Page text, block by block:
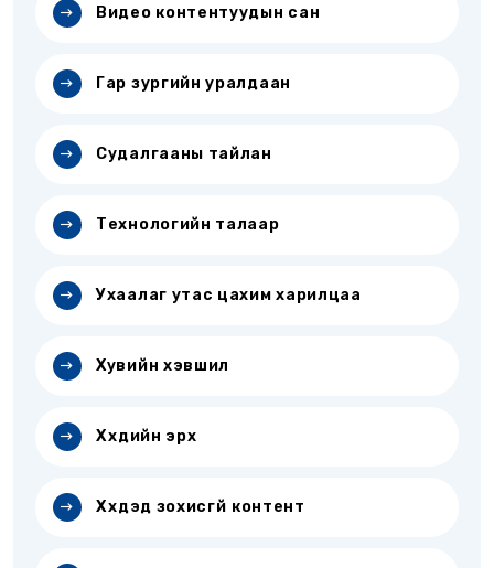
Видео контентуудын сан
Гар зургийн уралдаан
Судалгааны тайлан
Технологийн талаар
Ухаалаг утас цахим харилцаа
Хувийн хэвшил
Хүүхдийн эрх
Хүүхдэд зохисгүй контент